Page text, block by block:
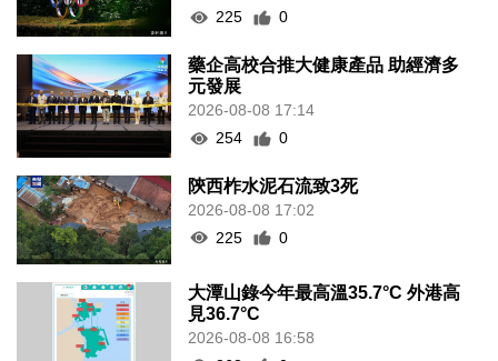
225
0
藥企高校合推大健康產品 助經濟多
元發展
2026-08-08 17:14
254
0
陝西柞水泥石流致3死
2026-08-08 17:02
225
0
大潭山錄今年最高溫35.7°C 外港高
見36.7°C
2026-08-08 16:58